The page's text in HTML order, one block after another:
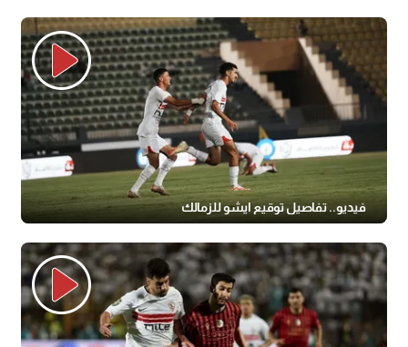
فيديو.. تفاصيل توقيع ايشو للزمالك